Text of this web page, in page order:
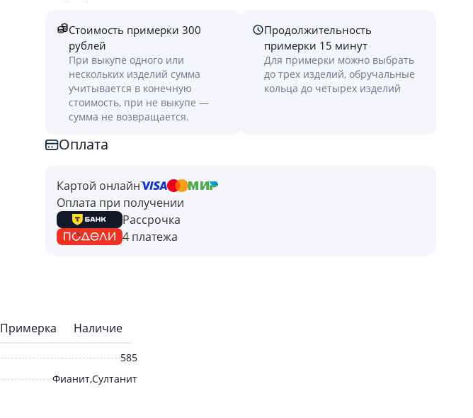
Стоимость примерки 300
рублей
При выкупе одного или
нескольких изделий сумма
учитывается в конечную
стоимость, при не выкупе —
сумма не возвращается.
Продолжительность
примерки 15 минут
Для примерки можно выбрать
до трех изделий, обручальные
кольца до четырех изделий
Оплата
Картой онлайн
Оплата при получении
Рассрочка
4 платежа
Примерка Наличие
585
Фианит,Султанит